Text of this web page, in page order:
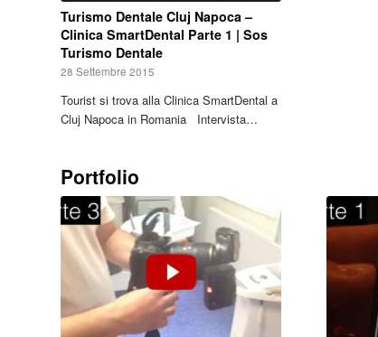
Turismo Dentale Cluj Napoca –
Clinica SmartDental Parte 1 | Sos
Turismo Dentale
28 Settembre 2015
Tourist si trova alla Clinica SmartDental a
Cluj Napoca in Romania Intervista…
Portfolio